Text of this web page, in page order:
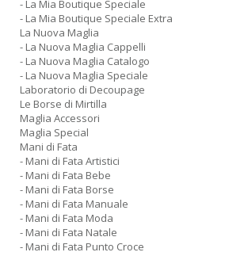
- La Mia Boutique Speciale
- La Mia Boutique Speciale Extra
La Nuova Maglia
- La Nuova Maglia Cappelli
- La Nuova Maglia Catalogo
- La Nuova Maglia Speciale
Laboratorio di Decoupage
Le Borse di Mirtilla
Maglia Accessori
Maglia Special
Mani di Fata
- Mani di Fata Artistici
- Mani di Fata Bebe
- Mani di Fata Borse
- Mani di Fata Manuale
- Mani di Fata Moda
- Mani di Fata Natale
- Mani di Fata Punto Croce